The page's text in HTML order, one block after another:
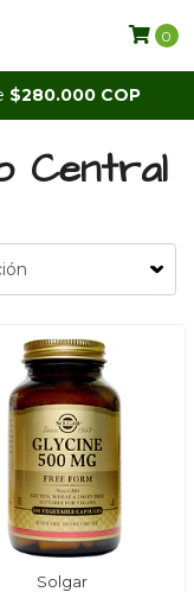
$280.000 COP
0
Central
Solgar